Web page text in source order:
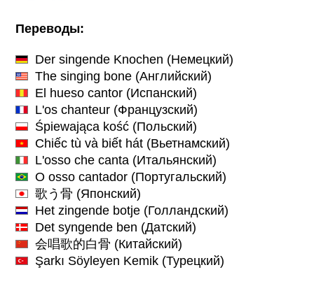
Переводы:
Der singende Knochen (Немецкий)
The singing bone (Английский)
El hueso cantor (Испанский)
L'os chanteur (Французский)
Śpiewająca kość (Польский)
Chiếc tù và biết hát (Вьетнамский)
L'osso che canta (Итальянский)
O osso cantador (Португальский)
歌う骨 (Японский)
Het zingende botje (Голландский)
Det syngende ben (Датский)
会唱歌的白骨 (Китайский)
Şarkı Söyleyen Kemik (Турецкий)